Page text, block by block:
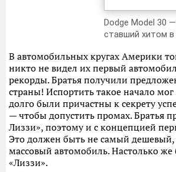
Dodge Model 30
ставший хитом в
В автомобильных кругах Америки
никто не видел их первый
рекорды. Братья получили
страны! Испортить такое начало
долго были причастны к секрету
— чтобы допустить промах. Братья
Лиззи», поэтому и с концепцией
Это должен быть не самый дешевый,
массовый автомобиль. Настолько
«Лиззи».